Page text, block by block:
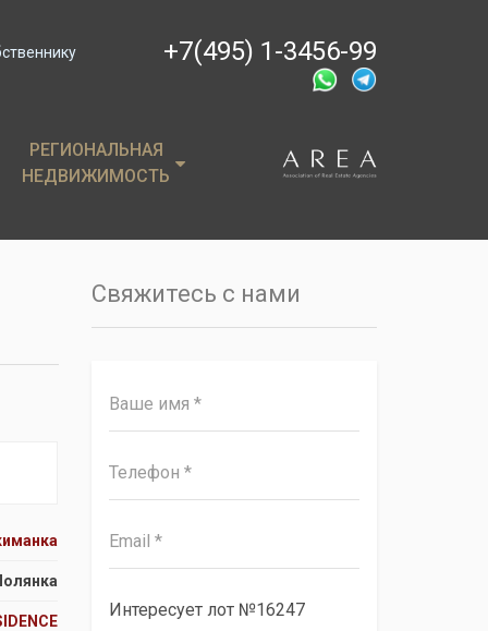
+7(495) 1-3456-99
РЕГИОНАЛЬНАЯ
НЕДВИЖИМОСТЬ
РЕГИОНАЛЬНАЯ
НЕДВИЖИМОСТЬ
Свяжитесь с нами